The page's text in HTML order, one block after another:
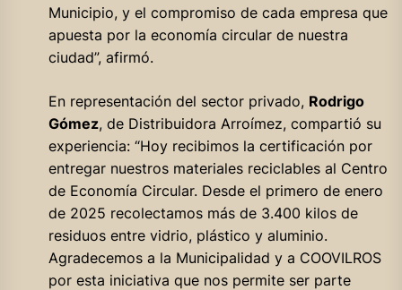
Municipio, y el compromiso de cada empresa que
apuesta por la economía circular de nuestra
ciudad”, afirmó.
En representación del sector privado, Rodrigo
Gómez, de Distribuidora Arroímez, compartió su
experiencia: “Hoy recibimos la certificación por
entregar nuestros materiales reciclables al Centro
de Economía Circular. Desde el primero de enero
de 2025 recolectamos más de 3.400 kilos de
residuos entre vidrio, plástico y aluminio.
Agradecemos a la Municipalidad y a COOVILROS
por esta iniciativa que nos permite ser parte